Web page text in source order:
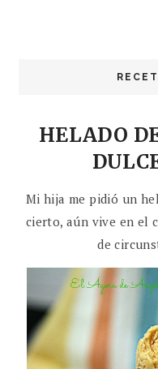
HELADO
Mi hija me pidió un
cierto, aún vive en el
de